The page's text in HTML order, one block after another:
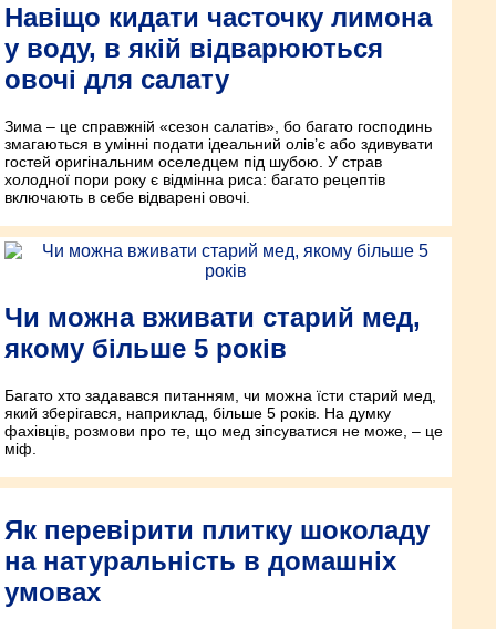
Навіщо кидати часточку лимона
у воду, в якій відварюються
овочі для салату
Зима – це справжній «сезон салатів», бо багато господинь
змагаються в умінні подати ідеальний олів’є або здивувати
гостей оригінальним оселедцем під шубою. У страв
холодної пори року є відмінна риса: багато рецептів
включають в себе відварені овочі.
Чи можна вживати старий мед,
якому більше 5 років
Багато хто задавався питанням, чи можна їсти старий мед,
який зберігався, наприклад, більше 5 років. На думку
фахівців, розмови про те, що мед зіпсуватися не може, – це
міф.
Як перевірити плитку шоколаду
на натуральність в домашніх
умовах